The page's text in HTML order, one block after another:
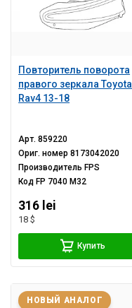
Повторитель поворота
правого зеркала Toyota
Rav4 13-18
Арт.859220
Ориг. номер8173042020
Производитель FPS
Код FP 7040 M32
316 lei
18 $
Купить
НОВЫЙ АНАЛОГ